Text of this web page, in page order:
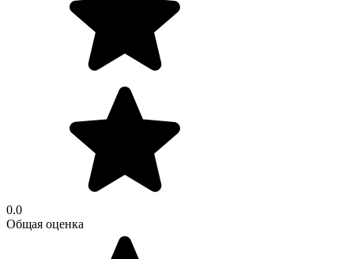
0.0
Общая оценка